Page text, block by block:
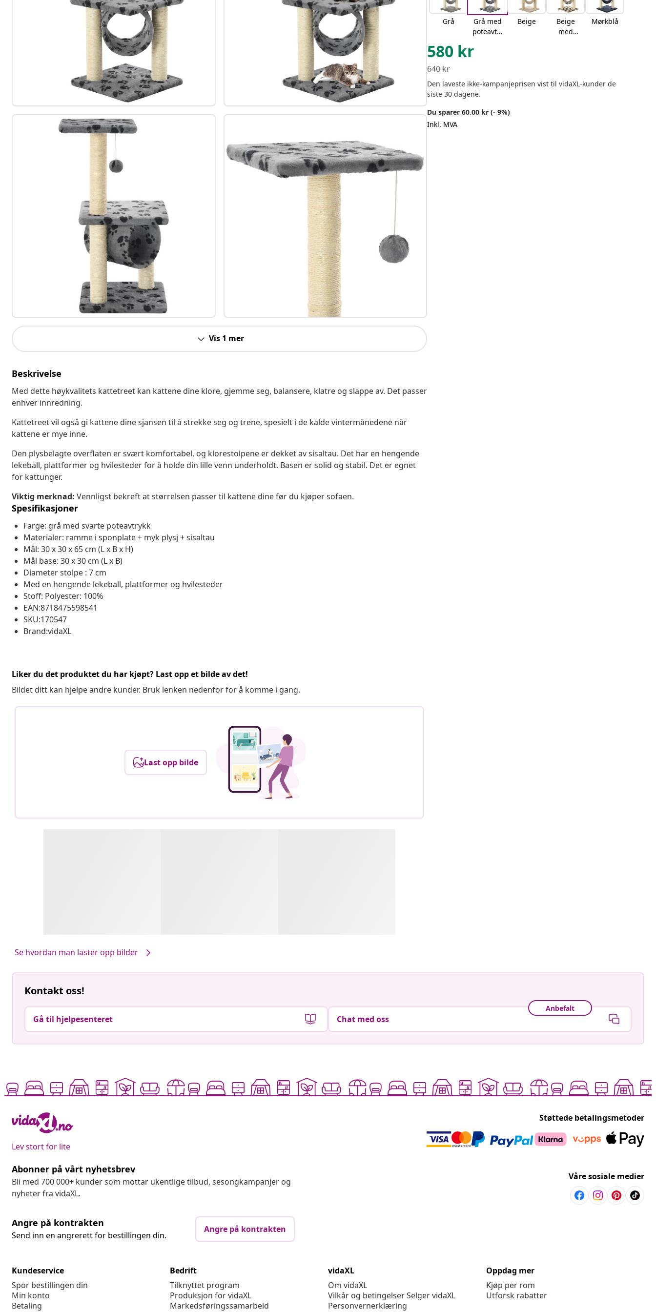
Vis 1 mer
Beskrivelse
Med dette høykvalitets kattetreet kan kattene dine klore, gjemme seg, balansere, klatre og slappe av. Det passer
enhver innredning.
Kattetreet vil også gi kattene dine sjansen til å strekke seg og trene, spesielt i de kalde vintermånedene når
kattene er mye inne.
Den plysbelagte overflaten er svært komfortabel, og klorestolpene er dekket av sisaltau. Det har en hengende
lekeball, plattformer og hvilesteder for å holde din lille venn underholdt. Basen er solid og stabil. Det er egnet
for kattunger.
Viktig merknad: Vennligst bekreft at størrelsen passer til kattene dine før du kjøper sofaen.
Spesifikasjoner
Farge: grå med svarte poteavtrykk
Materialer: ramme i sponplate + myk plysj + sisaltau
Mål: 30 x 30 x 65 cm (L x B x H)
Mål base: 30 x 30 cm (L x B)
Diameter stolpe : 7 cm
Med en hengende lekeball, plattformer og hvilesteder
Stoff: Polyester: 100%
EAN:8718475598541
SKU:170547
Brand:vidaXL
Liker du det produktet du har kjøpt? Last opp et bilde av det!
Bildet ditt kan hjelpe andre kunder. Bruk lenken nedenfor for å komme i gang.
Last opp bilde
Se hvordan man laster opp bilder
Grå
Grå med
poteavtry
Beige
Beige
med
Mørkblå
580 kr
640kr
Den laveste ikke-kampanjeprisen vist til vidaXL-kunder de
siste 30 dagene.
Du sparer 60.00 kr (- 9%)
Inkl. MVA
Kontakt oss!
Gå til hjelpesenteret
Anbefalt
Chat med oss
Lev stort for lite
Støttede betalingsmetoder
Abonner på vårt nyhetsbrev
Bli med 700 000+ kunder som mottar ukentlige tilbud, sesongkampanjer og
nyheter fra vidaXL.
Våre sosiale medier
Angre på kontrakten
Send inn en angrerett for bestillingen din.
Angre på kontrakten
Kundeservice
Spor bestillingen din
Min konto
Betaling
Bedrift
Tilknyttet program
Produksjon for vidaXL
Markedsføringssamarbeid
vidaXL
Om vidaXL
Vilkår og betingelser Selger vidaXL
Personvernerklæring
Oppdag mer
Kjøp per rom
Utforsk rabatter